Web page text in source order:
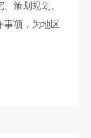
策划规划、
事项，为地区